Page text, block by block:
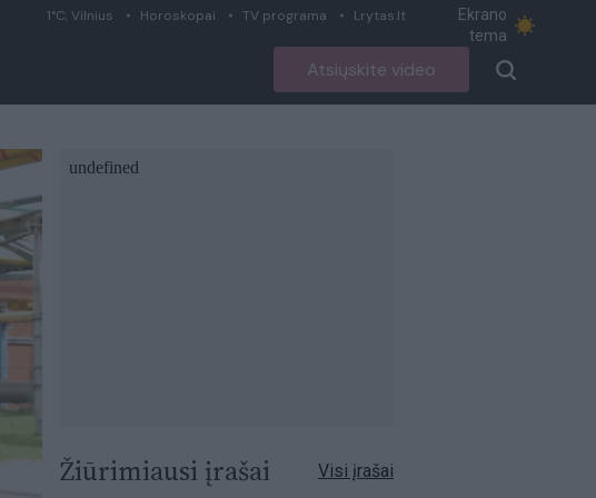
1°C, Vilnius Horoskopai TV programa Lrytas.lt
Ekrano
tema
Atsiųskite video
Žiūrimiausi įrašai Visi įrašai